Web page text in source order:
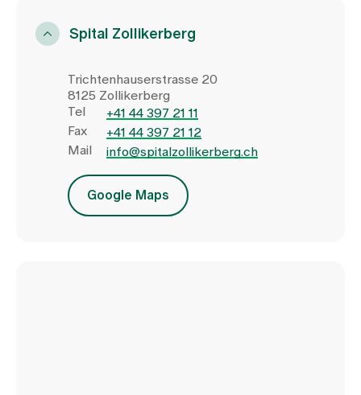
Spital Zollikerberg
Trichtenhauserstrasse 20
8125 Zollikerberg
Tel
+41 44 397 21 11
Fax
+41 44 397 21 12
Mail
info@spitalzollikerberg.ch
Google Maps